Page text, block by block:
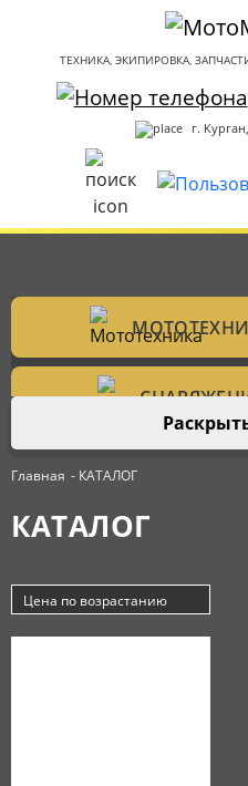
ТЕХНИКА, ЭКИПИРОВКА,
г.
Мотоциклы
Велотехника
Мотошлемы
Очки
Защитная
Джерси
Аксессуары
Тормозная
Моторные масла
Смазки
Главная - КАТАЛОГ
Цена по возрастанию
Новинки
Популярные
КАТАЛОГ